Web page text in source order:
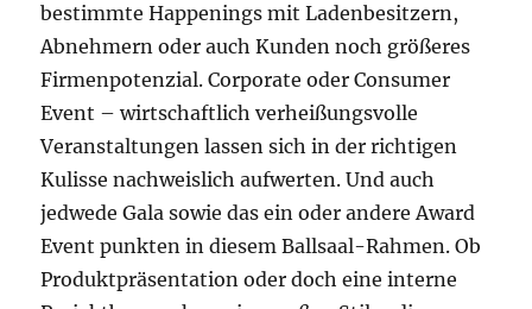
bestimmte Happenings mit Ladenbesitzern,
Abnehmern oder auch Kunden noch größeres
Firmenpotenzial. Corporate oder Consumer
Event – wirtschaftlich verheißungsvolle
Veranstaltungen lassen sich in der richtigen
Kulisse nachweislich aufwerten. Und auch
jedwede Gala sowie das ein oder andere Award
Event punkten in diesem Ballsaal-Rahmen. Ob
Produktpräsentation oder doch eine interne